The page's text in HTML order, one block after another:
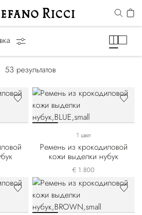
53 результатов
1 цвет
Ремень из крокодиловой
кожи выделки нубук
€ 1.800